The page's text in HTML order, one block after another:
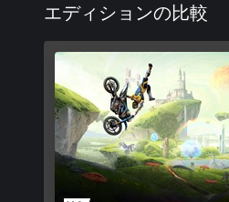
エディションの比較